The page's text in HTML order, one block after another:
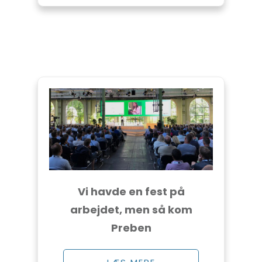
Vi havde en fest på
arbejdet, men så kom
Preben